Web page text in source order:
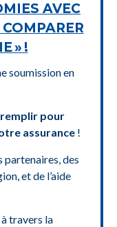
AVEC
» !
soumission en
pour
assurance !
partenaires, des
et de l’aide
travers la